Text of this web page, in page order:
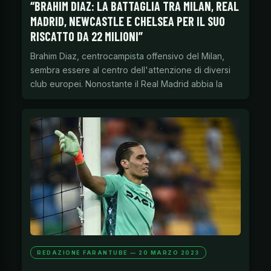
“BRAHIM DIAZ: LA BATTAGLIA TRA MILAN, REAL
MADRID, NEWCASTLE E CHELSEA PER IL SUO
RISCATTO DA 22 MILIONI”
Brahim Diaz, centrocampista offensivo del Milan,
sembra essere al centro dell'attenzione di diversi
club europei. Nonostante il Real Madrid abbia la
REDAZIONE FARANTUBE — 20 MARZO 2023